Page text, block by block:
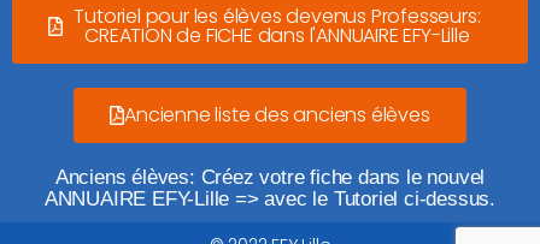
Tutoriel pour les élèves devenus Professeurs:
CREATION de FICHE dans l'ANNUAIRE EFY-Lille
Ancienne liste des anciens élèves
Anciens élèves: Créez votre fiche dans le nouvel
ANNUAIRE EFY-Lille => avec le Tutoriel ci-dessus.